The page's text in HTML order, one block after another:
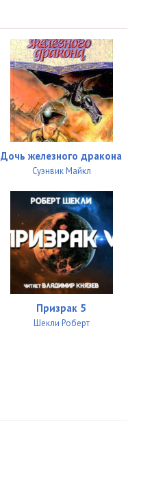
Дочь железного дракона
Суэнвик Майкл
Призрак 5
Шекли Роберт